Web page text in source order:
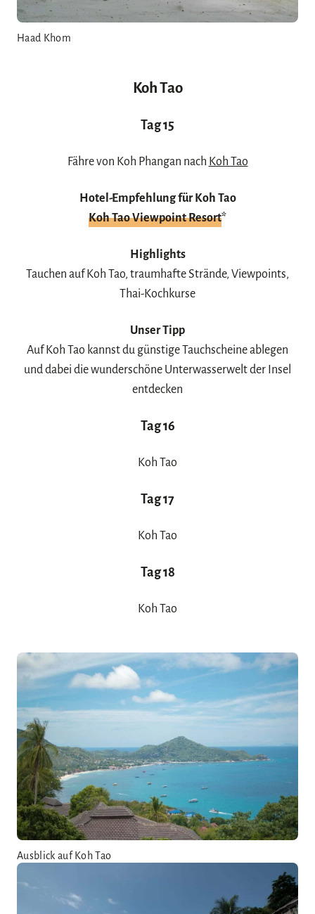
Haad Khom
Koh Tao
Tag 15
Fähre von Koh Phangan nach Koh Tao
Hotel-Empfehlung für Koh Tao
Koh Tao Viewpoint Resort*
Highlights
Tauchen auf Koh Tao, traumhafte Strände, Viewpoints,
Thai-Kochkurse
Unser Tipp
Auf Koh Tao kannst du günstige Tauchscheine ablegen
und dabei die wunderschöne Unterwasserwelt der Insel
entdecken
Tag 16
Koh Tao
Tag 17
Koh Tao
Tag 18
Koh Tao
Ausblick auf Koh Tao